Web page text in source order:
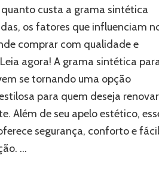
para
quanto
custa
e
onde
comprar?
quanto custa a grama sintética
os fatores que influenciam
comprar com qualidade e
agora! A grama sintética
se tornando uma opção
para quem deseja renovar
Além de seu apelo estético,
segurança, conforto e fácil
…